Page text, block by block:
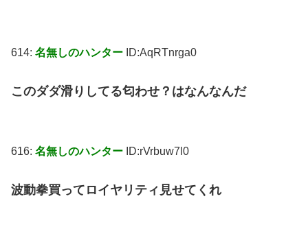
614: 名無しのハンター ID:AqRTnrga0
このダダ滑りしてる匂わせ？はなんなんだ
616: 名無しのハンター ID:rVrbuw7l0
波動拳買ってロイヤリティ見せてくれ